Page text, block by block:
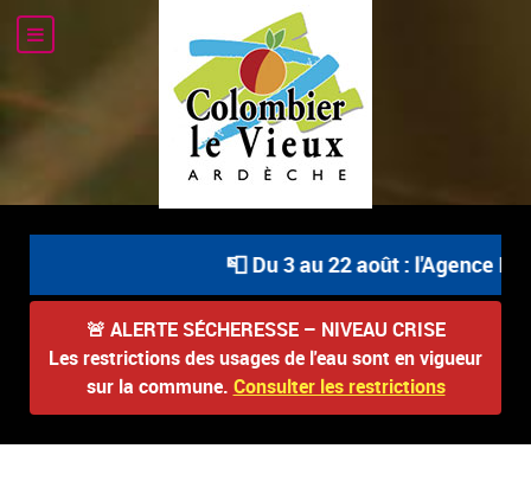
📮 Du 3 au 22 août : l'Agence
🚨 ALERTE SÉCHERESSE – NIVEAU CRISE
Les restrictions des usages de l'eau sont en vigueur
sur la commune. Consulter les restrictions